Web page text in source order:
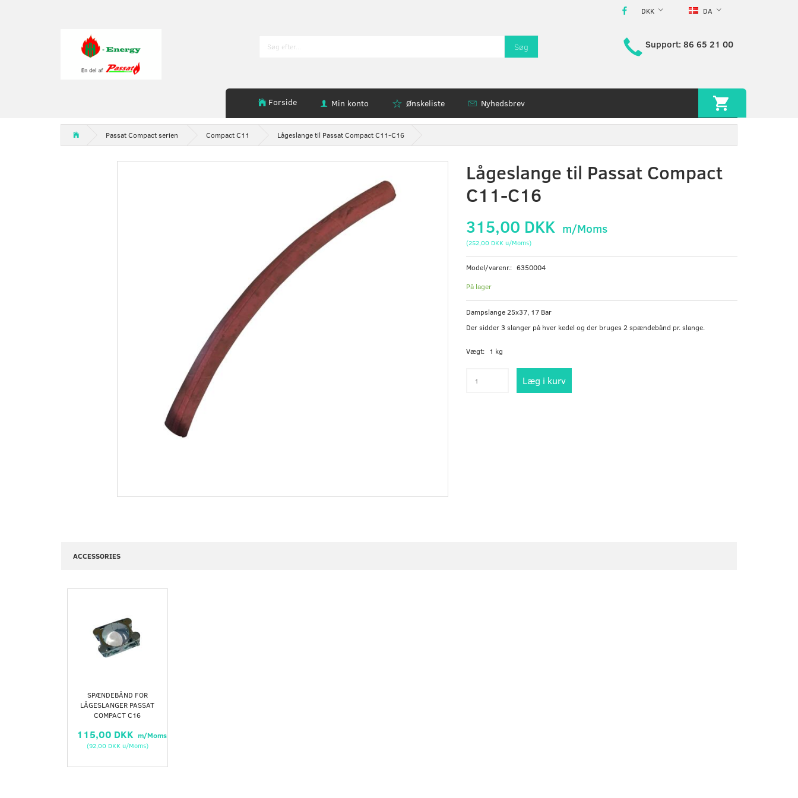
DA
DKK
Søg Support: 86 65 21 00
Forside Min konto Ønskeliste Nyhedsbrev
Passat Compact serien Compact C11 Lågeslange til Passat Compact C11-C16
Lågeslange til Passat Compact
C11-C16
315,00 DKK m/Moms
(252,00 DKKu/Moms)
Model/varenr.: 6350004
På lager
Dampslange 25x37, 17 Bar
Der sidder 3 slanger på hver kedel og der bruges 2 spændebånd pr. slange.
Vægt: 1 kg
Læg i kurv
ACCESSORIES
SPÆNDEBÅND FOR
LÅGESLANGER PASSAT
COMPACT C16
115,00 DKK m/Moms
(92,00 DKKu/Moms)